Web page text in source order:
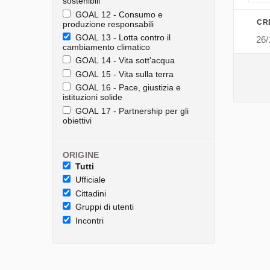
GOAL 12 - Consumo e
produzione responsabili
GOAL 13 - Lotta contro il
cambiamento climatico
GOAL 14 - Vita sott'acqua
GOAL 15 - Vita sulla terra
GOAL 16 - Pace, giustizia e
istituzioni solide
GOAL 17 - Partnership per gli
obiettivi
ORIGINE
Tutti
Ufficiale
Cittadini
Gruppi di utenti
Incontri